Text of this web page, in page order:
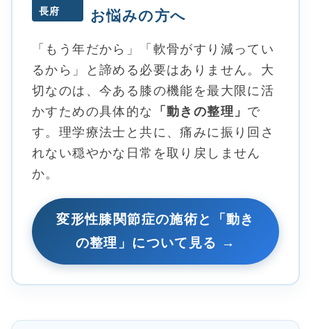
長府
お悩みの方へ
「もう年だから」「軟骨がすり減ってい
るから」と諦める必要はありません。大
切なのは、今ある膝の機能を最大限に活
かすための具体的な
「動きの整理」 で
す。理学療法士と共に、痛みに振り回さ
れない穏やかな日常を取り戻しません
か。
変形性膝関節症の施術と「動き
の整理」について見る →